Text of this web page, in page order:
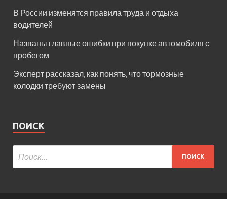
В России изменятся правила труда и отдыха
водителей
Названы главные ошибки при покупке автомобиля с
пробегом
Эксперт рассказал, как понять, что тормозные
колодки требуют замены
ПОИСК